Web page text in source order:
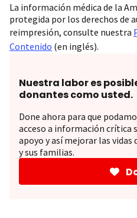
La información médica de la
protegida por los derechos de
reimpresión, consulte nuestra
Contenido (en inglés).
Nuestra labor es
donantes como usted.
Done ahora para que
acceso a información crítica
apoyo y así mejorar las vidas
y sus familias.